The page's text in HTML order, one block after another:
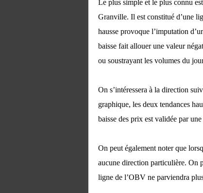
Le plus simple et le plus connu
Granville. Il est constitué d’une
hausse provoque l’imputation
baisse fait allouer une valeur
ou soustrayant les volumes du
On s’intéressera à la direction
graphique, les deux tendances
baisse des prix est validée par
On peut également noter que
aucune direction particulière. On
ligne de l’OBV ne parviendra